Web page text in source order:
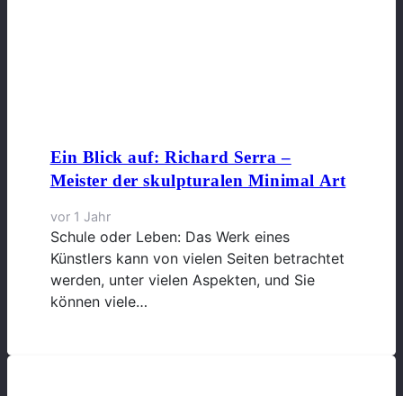
Ein Blick auf: Richard Serra –
Meister der skulpturalen Minimal Art
vor 1 Jahr
Schule oder Leben: Das Werk eines
Künstlers kann von vielen Seiten betrachtet
werden, unter vielen Aspekten, und Sie
können viele…